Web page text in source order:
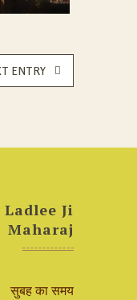
ENTRY
Ji
Maharaj
सुबह का समय